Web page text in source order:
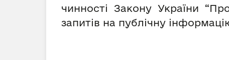
чинності Закону України
запитів на публічну